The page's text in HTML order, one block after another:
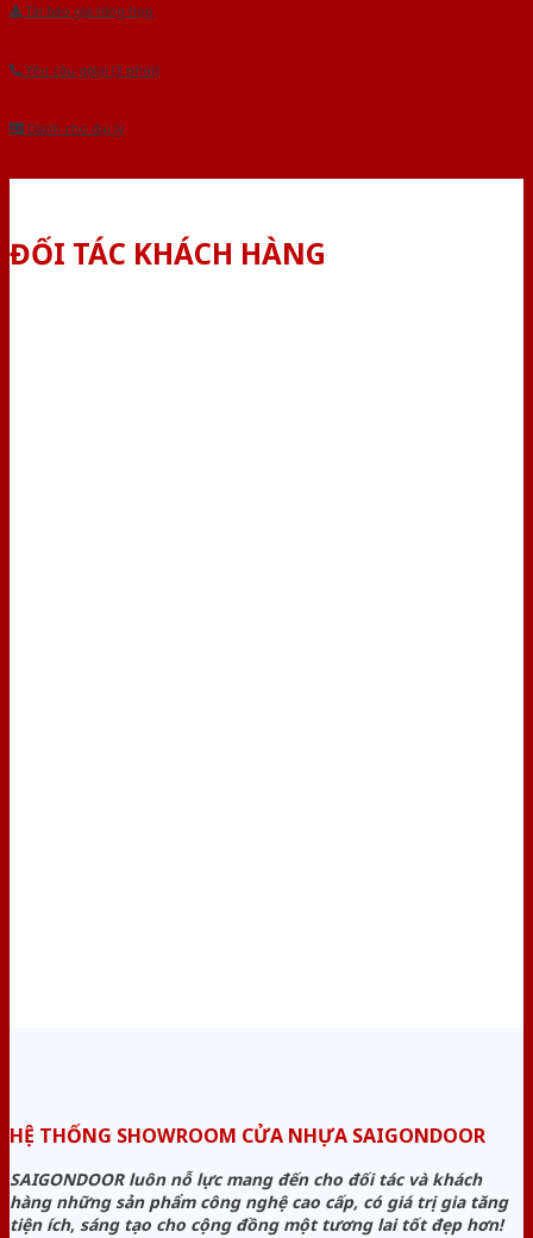
Tải báo giá tổng hợp
Yêu cầu gọi lại (3 phút)
Dành cho đại lý
ĐỐI TÁC KHÁCH HÀNG
HỆ THỐNG SHOWROOM CỬA NHỰA SAIGONDOOR
SAIGONDOOR luôn nỗ lực mang đến cho đối tác và khách
hàng những sản phẩm công nghệ cao cấp, có giá trị gia tăng
tiện ích, sáng tạo cho cộng đồng một tương lai tốt đẹp hơn!